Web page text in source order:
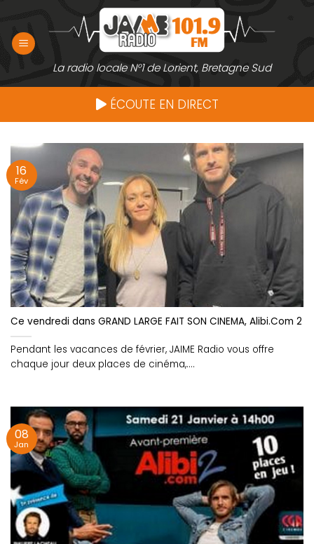
contenu
La radio locale N°1 de Lorient, Bretagne Sud
ÉCOUTE EN DIRECT
Ce vendredi dans GRAND LARGE FAIT SON CINEMA, Alibi.Com
Pendant les vacances de février, JAIME Radio vous offre
chaque jour deux places de cinéma,....
16
Fév
08
Jan